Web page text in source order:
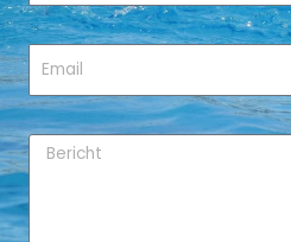
Email
Bericht